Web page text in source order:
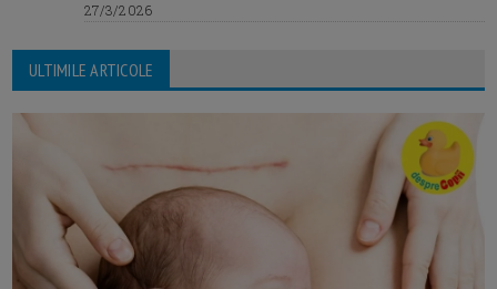
27/3/2026
ULTIMILE ARTICOLE